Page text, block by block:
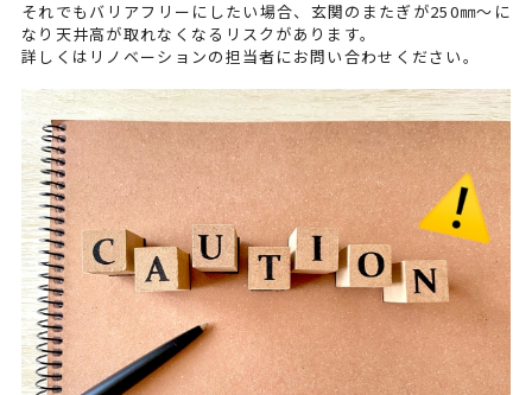
それでもバリアフリーにしたい場合、玄関のまたぎが250㎜～に
なり天井高が取れなくなるリスクがあります。
詳しくはリノベーションの担当者にお問い合わせください。